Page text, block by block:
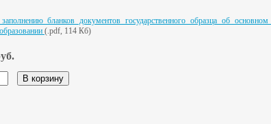
бланков документов государственного образца об
(.pdf, 114 Кб)